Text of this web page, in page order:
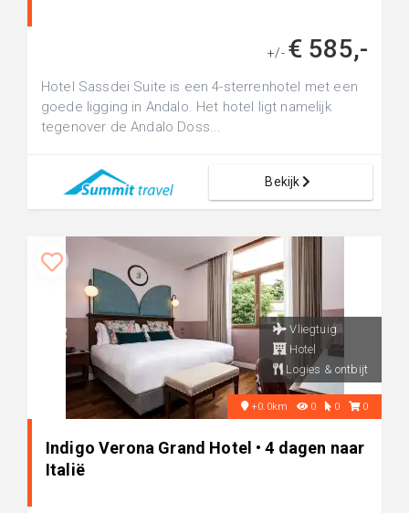
+/- € 585,-
Hotel Sassdei Suite is een 4-sterrenhotel met een
goede ligging in Andalo. Het hotel ligt namelijk
tegenover de Andalo Doss...
Bekijk
Vliegtuig
Hotel
Logies & ontbijt
+0.0km 0 0 0
Indigo Verona Grand Hotel • 4 dagen naar
Italië